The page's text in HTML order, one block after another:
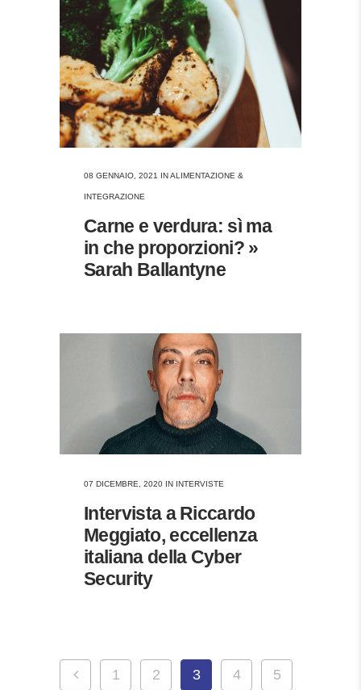
08 GENNAIO, 2021 INALIMENTAZIONE &
INTEGRAZIONE
Carne e verdura: sì ma
in che proporzioni? »
Sarah Ballantyne
07 DICEMBRE, 2020 IN INTERVISTE
Intervista a Riccardo
Meggiato, eccellenza
italiana della Cyber
Security
1 2 3 4
5